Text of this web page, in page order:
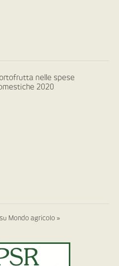
nelle spese
2020
Mondo agricolo »